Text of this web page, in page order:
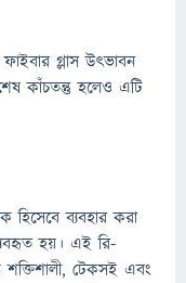
গ্লাস উৎভাবন
কাঁচতন্তু হলেও এটি
হিসেবে ব্যবহার করা
হয়। এই রি-
শক্তিশালী, টেকসই এবং